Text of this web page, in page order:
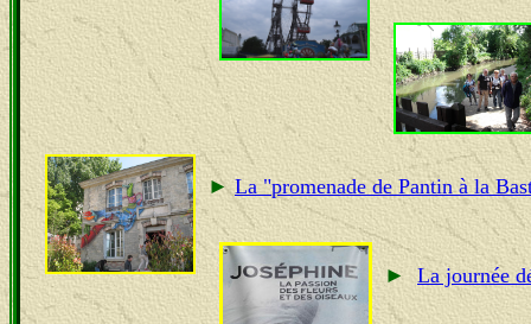
►La "promenade de Pantin à la
► La journée